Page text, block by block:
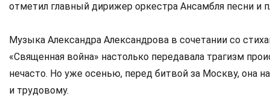
отметил главный дирижер оркестра Ансамбля песни и
Музыка Александра Александрова в сочетании со
«Священная война» настолько передавала трагизм
нечасто. Но уже осенью, перед битвой за Москву, она
и трудовому.